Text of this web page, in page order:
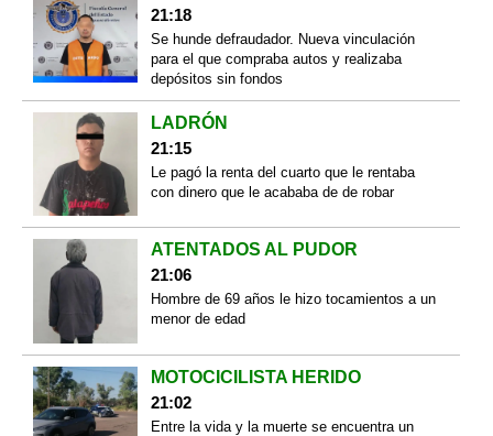
21:18
Se hunde defraudador. Nueva vinculación
para el que compraba autos y realizaba
depósitos sin fondos
LADRÓN
21:15
Le pagó la renta del cuarto que le rentaba
con dinero que le acababa de de robar
ATENTADOS AL PUDOR
21:06
Hombre de 69 años le hizo tocamientos a un
menor de edad
MOTOCICILISTA HERIDO
21:02
Entre la vida y la muerte se encuentra un